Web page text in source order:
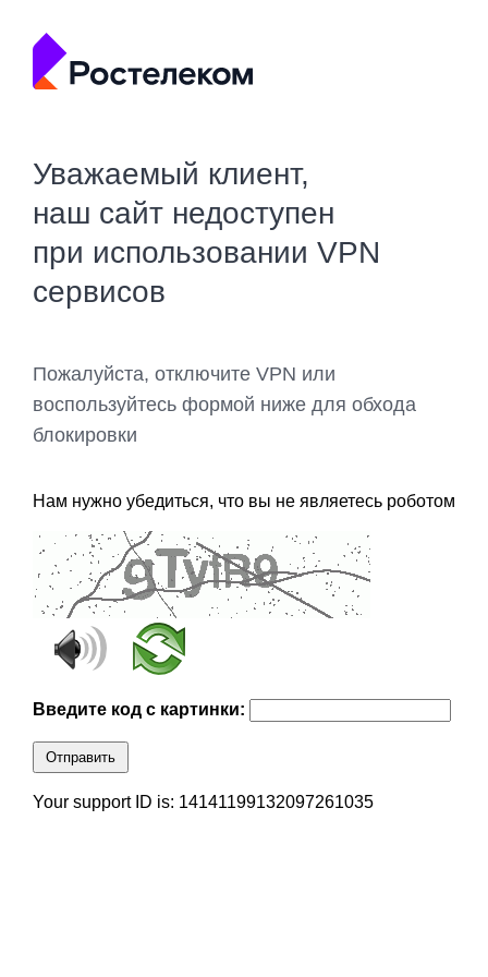
Уважаемый клиент,
наш сайт недоступен
при использовании VPN
сервисов
Пожалуйста, отключите VPN или
воспользуйтесь формой ниже для обхода
блокировки
Нам нужно убедиться, что вы не являетесь роботом
Введите код с картинки:
Отправить
Your support ID is: 14141199132097261035